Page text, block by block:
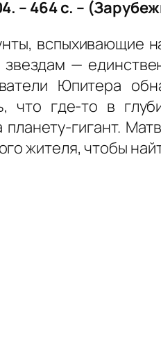
– 464 с. –
вспыхивающие
—
Юпитера
что где-то в
гигант.
жителя, чтобы